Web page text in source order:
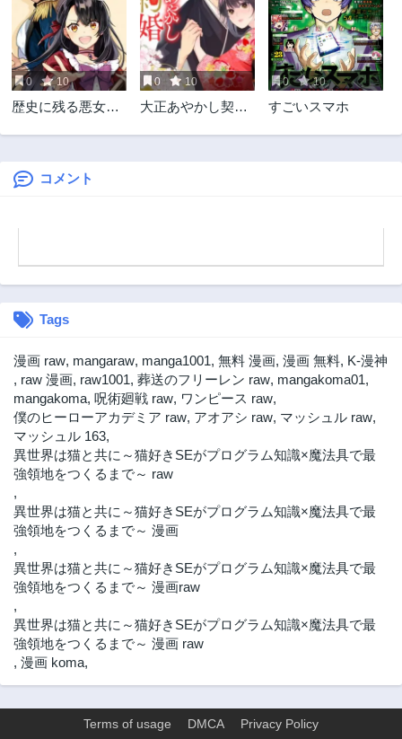
10ヶ月前 1年前
第4.1話
1年前
第3.2話
1年前
第3.1話
1年前
第2.2話
1年前
第2.1話 第1話
0 10
歴史に残る悪女に
0 10
大正あやかし契約
0 10
すごいスマホ
コメント
Tags
漫画 raw, mangaraw, manga1001, 無料 漫画, 漫画 無料, K-漫神
, raw 漫画, raw1001, 葬送のフリーレン raw, mangakoma01,
mangakoma, 呪術廻戦 raw, ワンピース raw,
僕のヒーローアカデミア raw, アオアシ raw, マッシュル raw,
マッシュル 163,
異世界は猫と共に～猫好きSEがプログラム知識×魔法具で最
強領地をつくるまで～ raw
,
異世界は猫と共に～猫好きSEがプログラム知識×魔法具で最
強領地をつくるまで～ 漫画
,
異世界は猫と共に～猫好きSEがプログラム知識×魔法具で最
強領地をつくるまで～ 漫画raw
,
異世界は猫と共に～猫好きSEがプログラム知識×魔法具で最
強領地をつくるまで～ 漫画 raw
, 漫画 koma,
Terms of usage DMCA Privacy Policy